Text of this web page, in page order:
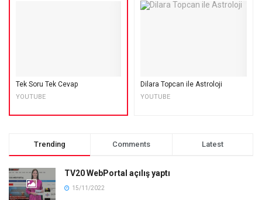
Tek Soru Tek Cevap
YOUTUBE
Dilara Topcan ile Astroloji
YOUTUBE
Trending Comments Latest
TV20 WebPortal açılış yaptı
15/11/2022